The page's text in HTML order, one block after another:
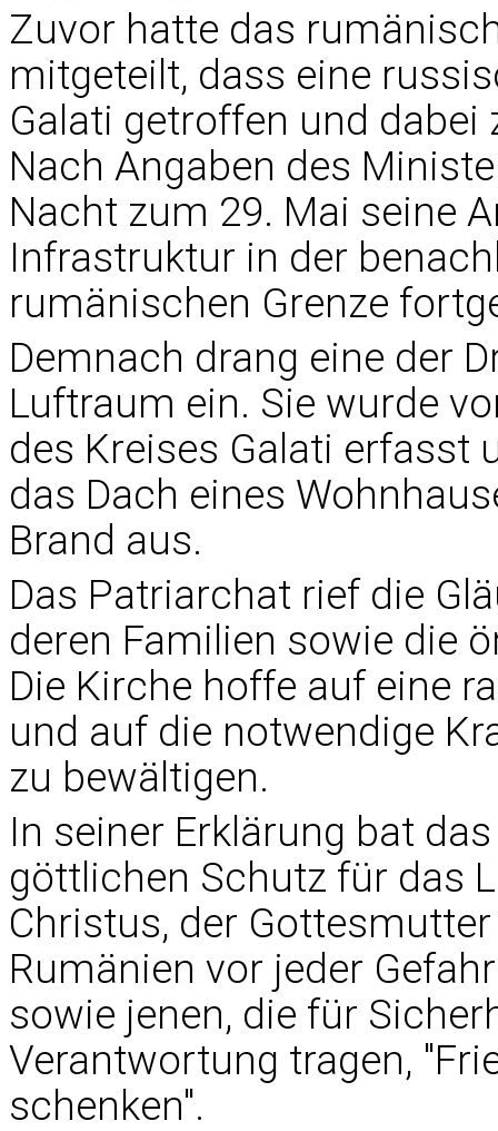
Zuvor hatte das
mitgeteilt, dass eine
Galati getroffen und
Nach Angaben des
Nacht zum 29. Mai seine
Infrastruktur in der
rumänischen Grenze
Demnach drang eine der
Luftraum ein. Sie wurde
des Kreises Galati erfasst
das Dach eines
Brand aus.
Das Patriarchat rief die
deren Familien sowie die
Die Kirche hoffe auf eine
und auf die notwendige
zu bewältigen.
In seiner Erklärung bat
göttlichen Schutz für das
Christus, der
Rumänien vor jeder
sowie jenen, die für
Verantwortung tragen,
schenken".